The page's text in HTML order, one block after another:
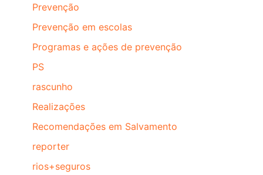
Prevenção
Prevenção em escolas
Programas e ações de prevenção
PS
rascunho
Realizações
Recomendações em Salvamento
reporter
rios+seguros